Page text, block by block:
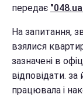
передає
На запитання,
взялися
зазначені в
відповідати.
працювала і